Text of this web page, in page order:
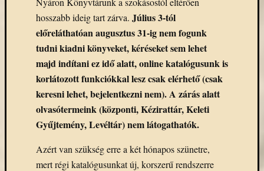
hosszabb ideig tart zárva. Július 3-tól
előreláthatóan augusztus 31-ig nem fogunk
tudni kiadni könyveket, kéréseket sem lehet
majd indítani ez idő alatt, online katalógusunk is
korlátozott funkciókkal lesz csak elérhető (csak
keresni lehet, bejelentkezni nem). A zárás alatt
olvasótermeink (központi, Kézirattár, Keleti
Gyűjtemény, Levéltár) nem látogathatók.
Azért van szükség erre a két hónapos szünetre,
mert régi katalógusunkat új, korszerű rendszerre